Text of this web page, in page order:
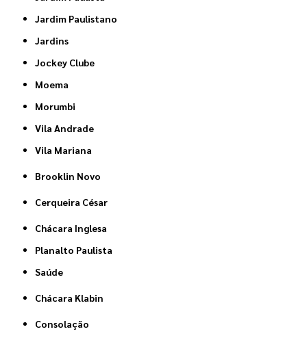
Jardim Paulistano
Jardins
Jockey Clube
Moema
Morumbi
Vila Andrade
Vila Mariana
Brooklin Novo
Cerqueira César
Chácara Inglesa
Planalto Paulista
Saúde
Chácara Klabin
Consolação